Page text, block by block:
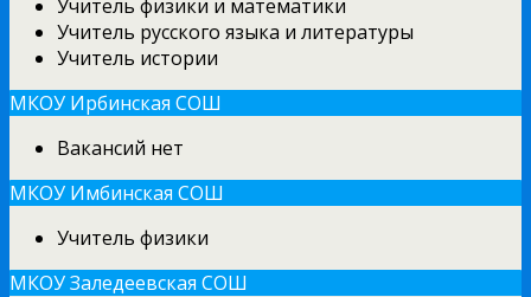
Учитель физики и математики
Учитель русского языка и литературы
Учитель истории
МКОУ Ирбинская СОШ
Вакансий нет
МКОУ Имбинская СОШ
Учитель физики
МКОУ Заледеевская СОШ